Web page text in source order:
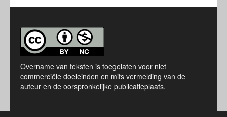
Overname van teksten is toegelaten voor niet
commerciële doeleinden en mits vermelding van de
auteur en de oorspronkelijke publicatieplaats.